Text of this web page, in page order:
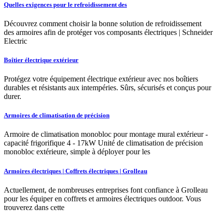
Quelles exigences pour le refroidissement des
Découvrez comment choisir la bonne solution de refroidissement
des armoires afin de protéger vos composants électriques | Schneider
Electric
Boîtier électrique extérieur
Protégez votre équipement électrique extérieur avec nos boîtiers
durables et résistants aux intempéries. Sûrs, sécurisés et conçus pour
durer.
Armoires de climatisation de précision
Armoire de climatisation monobloc pour montage mural extérieur -
capacité frigorifique 4 - 17kW Unité de climatisation de précision
monobloc extérieure, simple à déployer pour les
Armoires électriques | Coffrets électriques | Grolleau
Actuellement, de nombreuses entreprises font confiance à Grolleau
pour les équiper en coffrets et armoires électriques outdoor. Vous
trouverez dans cette